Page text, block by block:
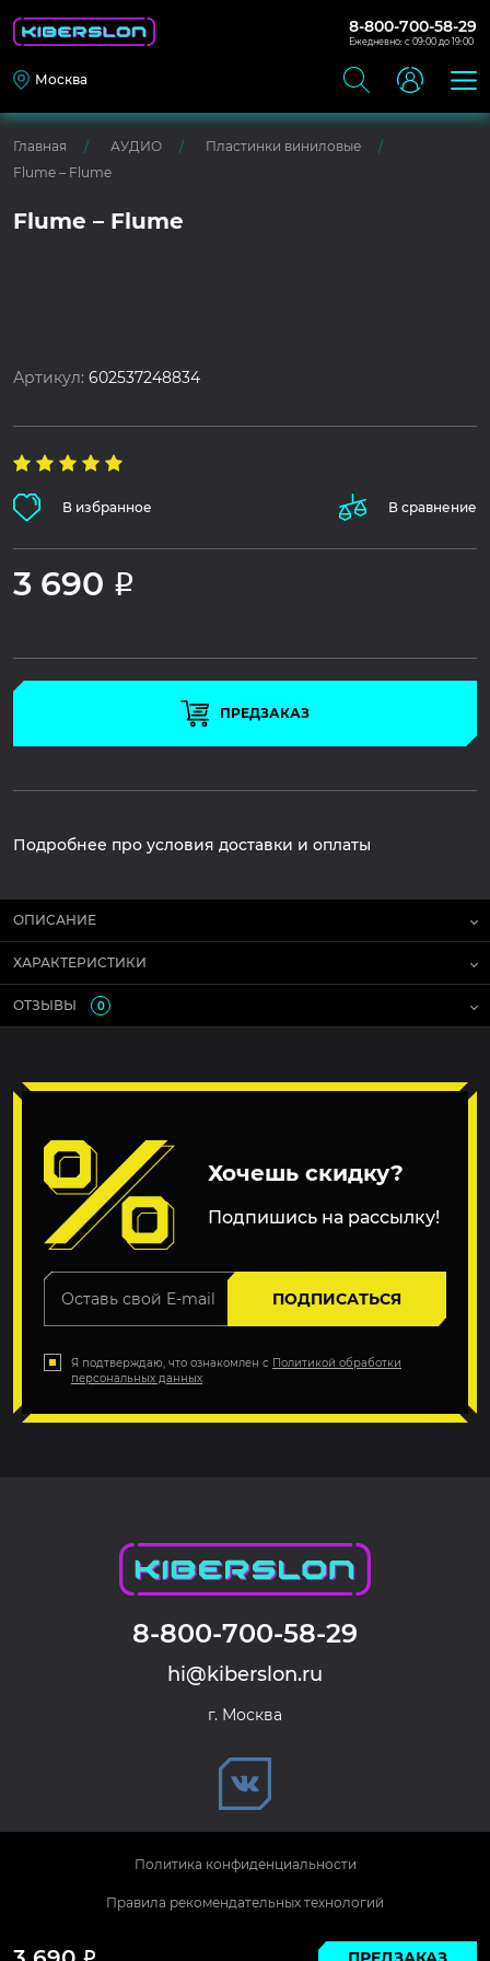
8-800-700-58-29
Ежедневно: с 09:00 до 19:00
Москва
Главная АУДИО
Пластинки виниловые
Flume – Flume
Flume – Flume
Артикул:602537248834
В избранное В сравнение
3 690 Р
ПРЕДЗАКАЗ
Подробнее про условия доставки и оплаты
Р
ОПИСАНИЕ
ХАРАКТЕРИСТИКИ
ОТЗЫВЫ 0
Хочешь скидку?
Подпишись на рассылку!
ПОДПИСАТЬСЯ
Я подтверждаю, что ознакомлен с Политикой обработки
персональных данных
8-800-700-58-29
hi@kiberslon.ru
г. Москва
© 2026 KIBERSLON. Все права защищены.
Политика конфиденциальности
Правила рекомендательных технологий